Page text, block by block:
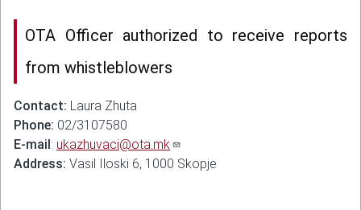
OTA Officer authorized to receive reports
from whistleblowers
Contact: Laura Zhuta
Phone: 02/3107580
E-mail: ukazhuvaci@ota.mk
Address: Vasil Iloski 6, 1000 Skopje